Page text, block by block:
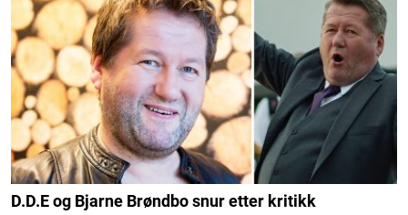
D.D.E og Bjarne Brøndbo snur etter kritikk